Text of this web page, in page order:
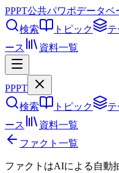
PPPT公共パワポデータベ
検索
トピック
ース
資料一覧
PPPT
検索
トピック
ース
資料一覧
ファクト一覧
ファクトはAIによる自動